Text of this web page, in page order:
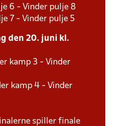
6 - Vinder pulje 8
7 - Vinder pulje 5
den 20. juni kl.
kamp 3 - Vinder
kamp 4 - Vinder
spiller finale